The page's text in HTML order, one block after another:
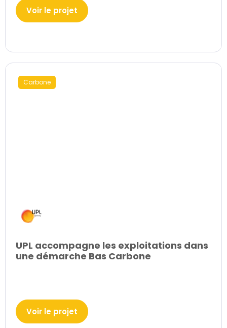
Voir le projet
Carbone
UPL accompagne les exploitations dans
une démarche Bas Carbone
Voir le projet